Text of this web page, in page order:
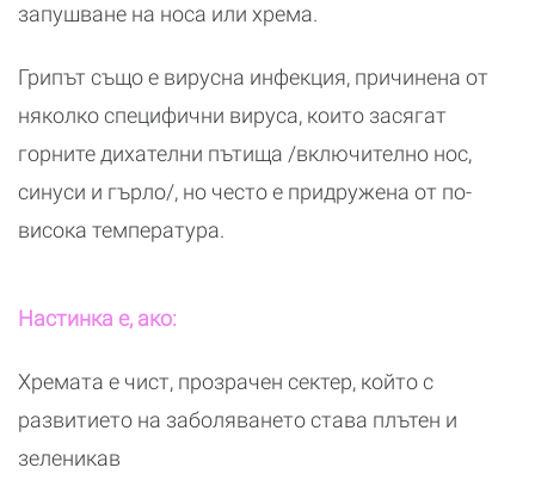
запушване на носа или хрема.
Грипът също е вирусна инфекция, причинена от
няколко специфични вируса, които засягат
горните дихателни пътища /включително нос,
синуси и гърло/, но често е придружена от по-
висока температура.
Настинка е, ако:
Хремата е чист, прозрачен сектер, който с
развитието на заболяването става плътен и
зеленикав